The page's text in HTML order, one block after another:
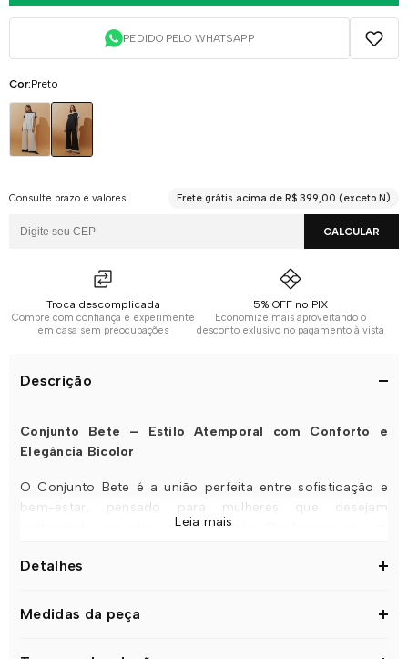
PEDIDO PELO WHATSAPP
Cor:Preto
Consulte prazo e valores: Frete grátis acima de R$ 399,00 (exceto N)
CALCULAR
Troca descomplicada
Compre com confiança e experimente
em casa sem preocupações
5% OFF no PIX
Economize mais aproveitando o
desconto exlusivo no pagamento à vista
Descrição
Conjunto Bete – Estilo Atemporal com Conforto e
Elegância Bicolor
O Conjunto Bete é a união perfeita entre sofisticação e
bem-estar, pensado para mulheres que desejam
praticidade sem abrir mão de estilo. Confeccionado em
impecável e excelente durabilidade — o conjunto garante
forma com o uso. Outro destaque da peça é sua
Leia mais
Detalhes
Medidas da peça